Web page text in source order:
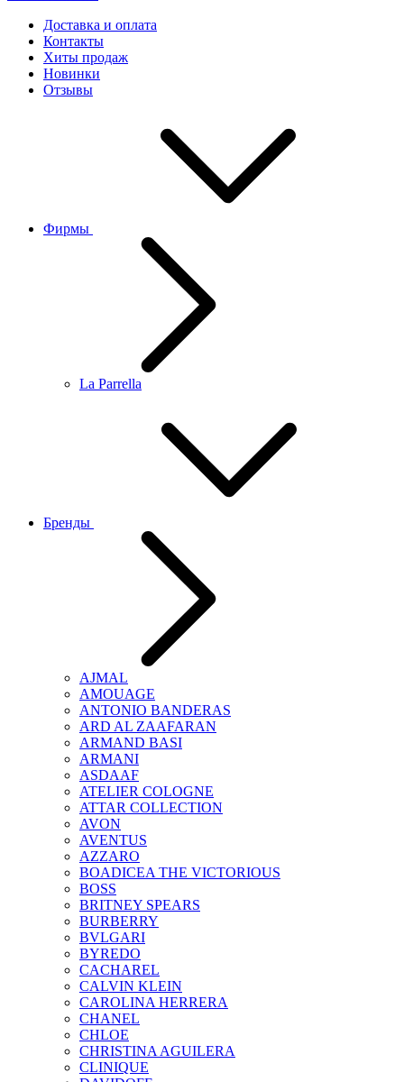
Доставка и оплата
Контакты
Хиты продаж
Новинки
Отзывы
Фирмы
La Parrella
Бренды
AJMAL
AMOUAGE
ANTONIO BANDERAS
ARD AL ZAAFARAN
ARMAND BASI
ARMANI
ASDAAF
ATELIER COLOGNE
ATTAR COLLECTION
AVON
AVENTUS
AZZARO
BOADICEA THE VICTORIOUS
BOSS
BRITNEY SPEARS
BURBERRY
BVLGARI
BYREDO
CACHAREL
CALVIN KLEIN
CAROLINA HERRERA
CHANEL
CHLOE
CHRISTINA AGUILERA
CLINIQUE